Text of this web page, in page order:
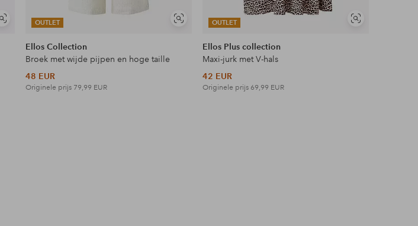
SoortgelijkeOUTLET
Soortgelijke
Ellos Collection
Broek met wijde pijpen en hoge taille
48 EUR
Originele prijs 79,99 EUR
OUTLET
Soortgelijke
Ellos Plus collection
Maxi-jurk met V-hals
42 EUR
Originele prijs 69,99 EUR